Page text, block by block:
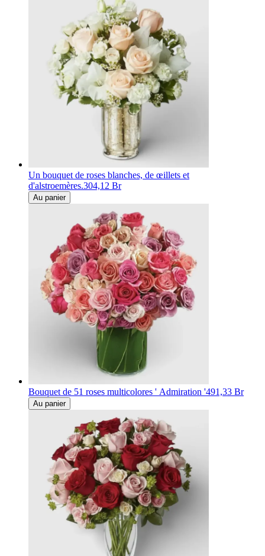
Un bouquet de roses blanches, de œillets et
d'alstroemères.304,12 Br
Au panier
Bouquet de 51 roses multicolores ' Admiration '491,33 Br
Au panier